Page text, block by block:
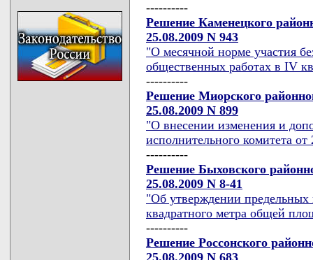
----------
Решение Каменецкого
25.08.2009 N 943
"О месячной норме участия
общественных работах в IV
----------
Решение Миорского
25.08.2009 N 899
"О внесении изменения и
исполнительного комитета
----------
Решение Быховского
25.08.2009 N 8-41
"Об утверждении предельных
квадратного метра общей
----------
Решение Россонского
25.08.2009 N 683